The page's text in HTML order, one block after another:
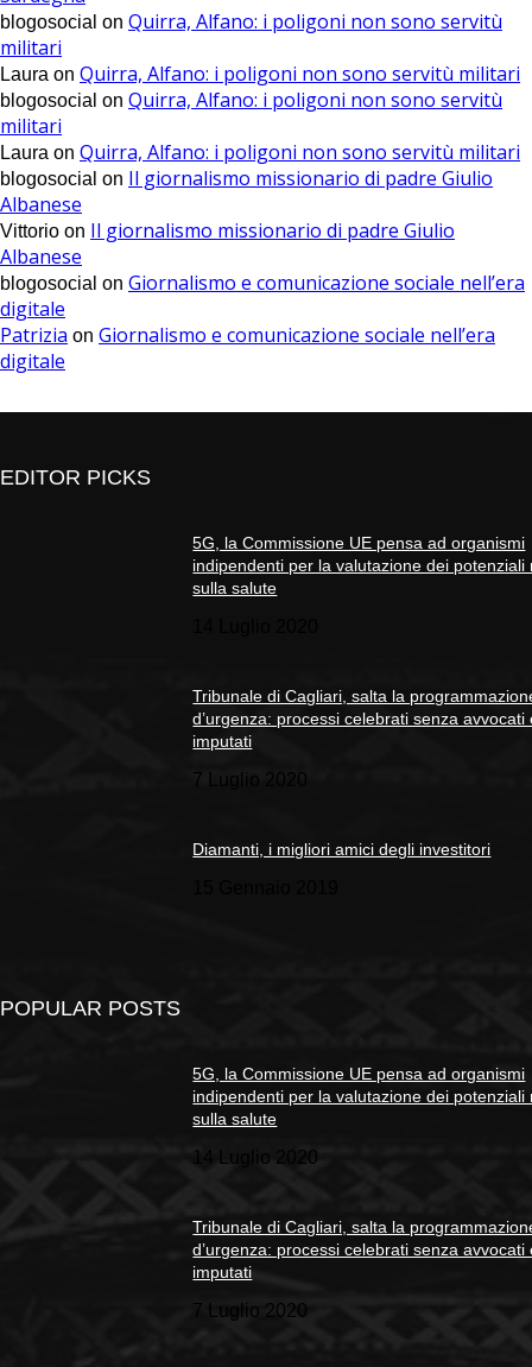
blogosocial on Quirra, Alfano: i poligoni non sono servitù
militari
Laura on Quirra, Alfano: i poligoni non sono servitù militari
blogosocial on Quirra, Alfano: i poligoni non sono servitù
militari
Laura on Quirra, Alfano: i poligoni non sono servitù militari
blogosocial on Il giornalismo missionario di padre Giulio
Albanese
Vittorio on Il giornalismo missionario di padre Giulio
Albanese
blogosocial on Giornalismo e comunicazione sociale nell’era
digitale
Patrizia on Giornalismo e comunicazione sociale nell’era
digitale
EDITOR PICKS
5G, la Commissione UE pensa ad organismi
indipendenti per la valutazione dei potenziali
sulla salute
Tribunale di Cagliari, salta la
d’urgenza: processi celebrati senza avvocati
imputati
7 Luglio 2020
Diamanti, i migliori amici degli investitori
POPULAR POSTS
5G, la Commissione UE pensa ad organismi
indipendenti per la valutazione dei potenziali
sulla salute
14 Luglio 2020
Tribunale di Cagliari, salta la
d’urgenza: processi celebrati senza avvocati
imputati
7 Luglio 2020